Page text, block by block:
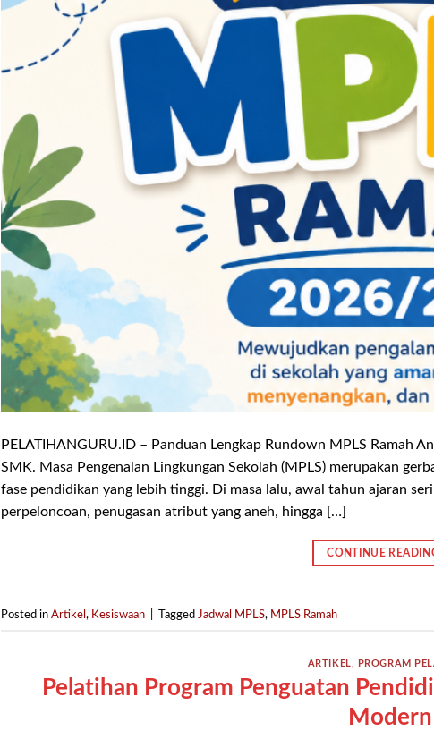
PELATIHANGURU.ID – Panduan Lengkap Rundown MPLS Ramah
SMK. Masa Pengenalan Lingkungan Sekolah (MPLS) merupakan
fase pendidikan yang lebih tinggi. Di masa lalu, awal tahun ajaran
perpeloncoan, penugasan atribut yang aneh, hingga […]
CONTINUE
Posted in Artikel , Kesiswaan Tagged Jadwal MPLS, MPLS Ramah
ARTIKEL, PROGRAM
Pelatihan Program Penguatan
Modern